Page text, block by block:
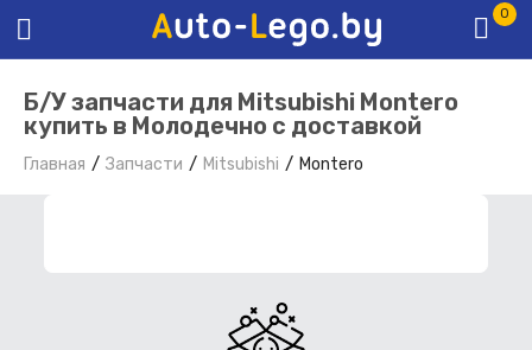
0
Б/У запчасти для Mitsubishi Montero
купить в Молодечно с доставкой
Главная Запчасти Mitsubishi Montero